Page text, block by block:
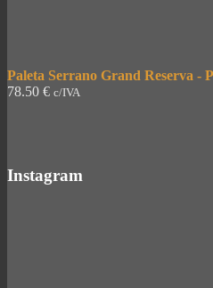
Paleta Serrano Grand Reserva -
78.50 € c/IVA
Instagram